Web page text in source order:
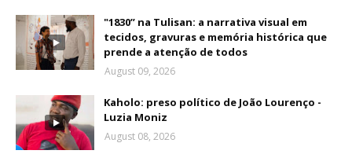
"1830” na Tulisan: a narrativa visual em
tecidos, gravuras e memória histórica que
prende a atenção de todos
August 09, 2026
Kaholo: preso político de João Lourenço -
Luzia Moniz
August 08, 2026